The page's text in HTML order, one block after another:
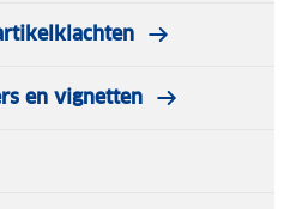
en vignetten